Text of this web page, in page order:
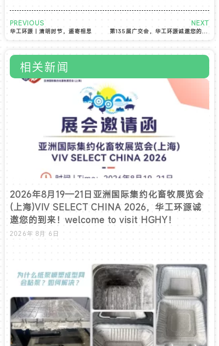
PREVIOUS
华工环源 | 清明时节，遥寄相思
NEXT
第135届广交会，华工环源诚邀您的到来！Canton Fair Apr 15-19, welcome to visit HGHY
相关新闻
2026年8月19—21日亚洲国际集约化畜牧展览会
(上海)VIV SELECT CHINA 2026，华工环源诚
邀您的到来！welcome to visit HGHY！
2026年 8月 6日